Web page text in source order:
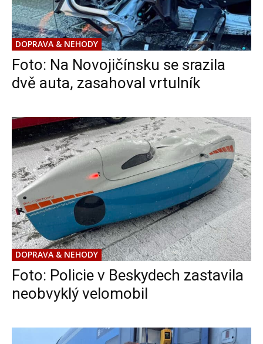
DOPRAVA & NEHODY
Foto: Na Novojičínsku se srazila
dvě auta, zasahoval vrtulník
DOPRAVA & NEHODY
Foto: Policie v Beskydech zastavila
neobvyklý velomobil